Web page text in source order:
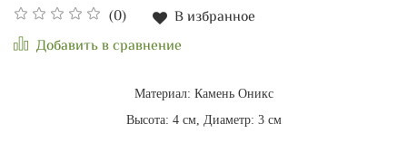
(0)
В избранное
Добавить в сравнение
Материал: Камень Оникс
Высота: 4 см, Диаметр: 3 см